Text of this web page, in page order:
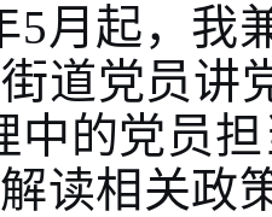
5月起，我
道党员讲
中的党员
读相关政